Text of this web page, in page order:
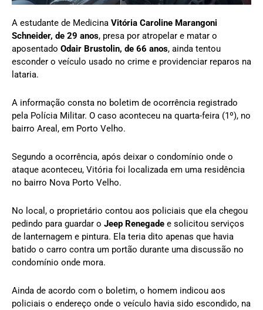
A estudante de Medicina Vitória Caroline Marangoni
Schneider, de 29 anos, presa por atropelar e matar o
aposentado Odair Brustolin, de 66 anos, ainda tentou
esconder o veículo usado no crime e providenciar reparos na
lataria.
A informação consta no boletim de ocorrência registrado
pela Polícia Militar. O caso aconteceu na quarta-feira (1º), no
bairro Areal, em Porto Velho.
Segundo a ocorrência, após deixar o condomínio onde o
ataque aconteceu, Vitória foi localizada em uma residência
no bairro Nova Porto Velho.
No local, o proprietário contou aos policiais que ela chegou
pedindo para guardar o Jeep Renegade e solicitou serviços
de lanternagem e pintura. Ela teria dito apenas que havia
batido o carro contra um portão durante uma discussão no
condomínio onde mora.
Ainda de acordo com o boletim, o homem indicou aos
policiais o endereço onde o veículo havia sido escondido, na